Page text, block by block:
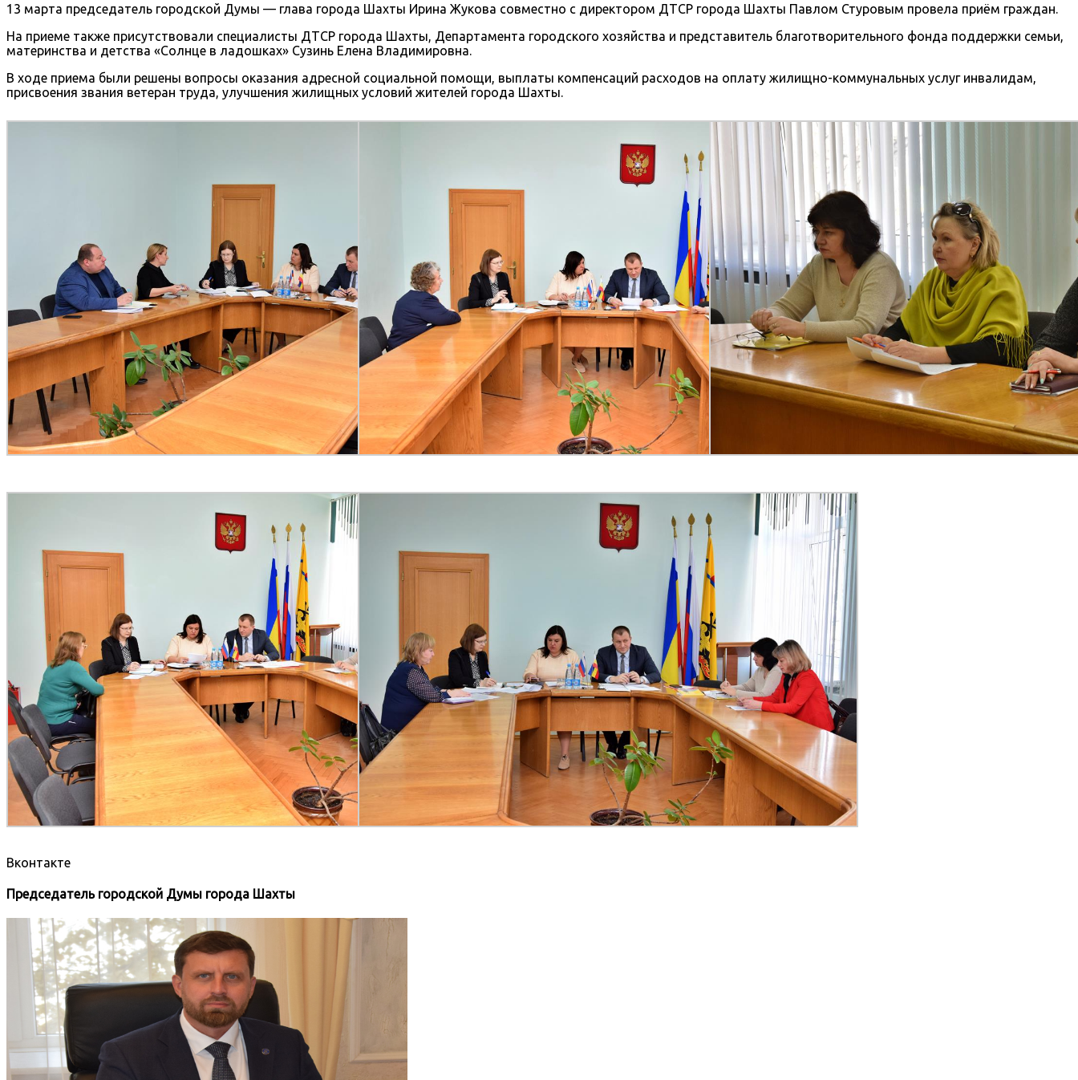
13 марта председатель городской Думы — глава города Шахты Ирина Жукова совместно с директором ДТСР города Шахты Павлом Стуровым провела приём граждан.
На приеме также присутствовали специалисты ДТСР города Шахты, Департамента городского хозяйства и представитель благотворительного фонда поддержки семьи,
материнства и детства «Солнце в ладошках» Сузинь Елена Владимировна.
В ходе приема были решены вопросы оказания адресной социальной помощи, выплаты компенсаций расходов на оплату жилищно-коммунальных услуг инвалидам,
присвоения звания ветеран труда, улучшения жилищных условий жителей города Шахты.
Вконтакте
Председатель городской Думы города Шахты